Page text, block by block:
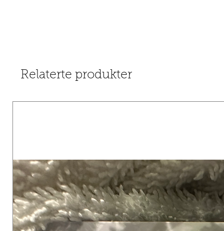
Relaterte produkter